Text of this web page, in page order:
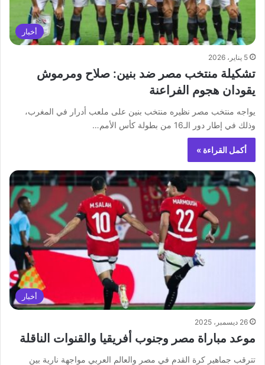
أخبار
5 يناير، 2026
تشكيلة منتخب مصر ضد بنين: صلاح ومرموش
يقودان هجوم الفراعنة
يواجه منتخب مصر نظيره منتخب بنين على ملعب أدرار في المغرب،
وذلك في إطار دور الـ16 من بطولة كأس الأمم…
أكمل القراءة »
أخبار
26 ديسمبر، 2025
موعد مباراة مصر وجنوب أفريقيا والقنوات الناقلة
تترقب جماهير كرة القدم في مصر والعالم العربي مواجهة نارية بين